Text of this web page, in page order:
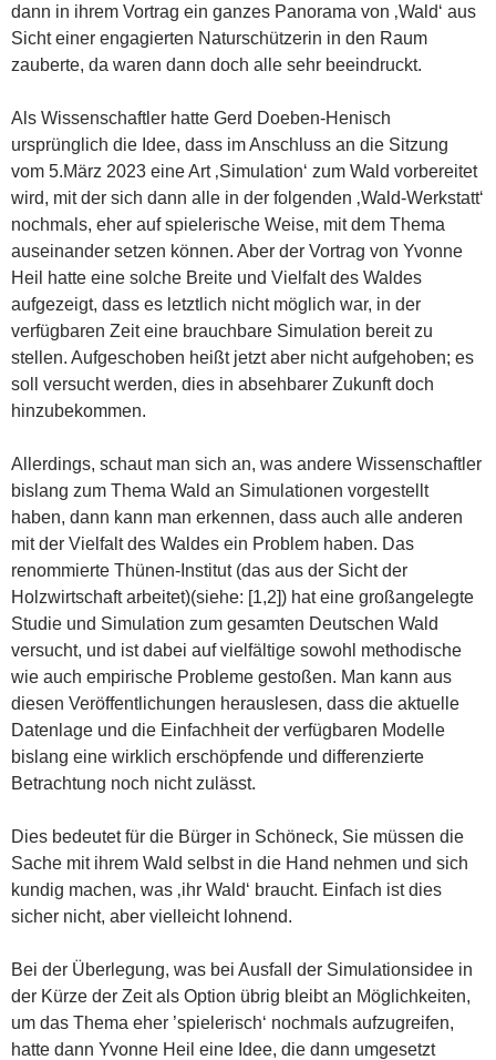
dann in ihrem Vortrag ein ganzes Panorama von ‚Wald‘ aus
Sicht einer engagierten Naturschützerin in den Raum
zauberte, da waren dann doch alle sehr beeindruckt.
Als Wissenschaftler hatte Gerd Doeben-Henisch
ursprünglich die Idee, dass im Anschluss an die Sitzung
vom 5.März 2023 eine Art ‚Simulation‘ zum Wald vorbereitet
wird, mit der sich dann alle in der folgenden ‚Wald-Werkstatt‘
nochmals, eher auf spielerische Weise, mit dem Thema
auseinander setzen können. Aber der Vortrag von Yvonne
Heil hatte eine solche Breite und Vielfalt des Waldes
aufgezeigt, dass es letztlich nicht möglich war, in der
verfügbaren Zeit eine brauchbare Simulation bereit zu
stellen. Aufgeschoben heißt jetzt aber nicht aufgehoben; es
soll versucht werden, dies in absehbarer Zukunft doch
hinzubekommen.
Allerdings, schaut man sich an, was andere Wissenschaftler
bislang zum Thema Wald an Simulationen vorgestellt
haben, dann kann man erkennen, dass auch alle anderen
mit der Vielfalt des Waldes ein Problem haben. Das
renommierte Thünen-Institut (das aus der Sicht der
Holzwirtschaft arbeitet)(siehe: [1,2]) hat eine großangelegte
Studie und Simulation zum gesamten Deutschen Wald
versucht, und ist dabei auf vielfältige sowohl methodische
wie auch empirische Probleme gestoßen. Man kann aus
diesen Veröffentlichungen herauslesen, dass die aktuelle
Datenlage und die Einfachheit der verfügbaren Modelle
bislang eine wirklich erschöpfende und differenzierte
Betrachtung noch nicht zulässt.
Dies bedeutet für die Bürger in Schöneck, Sie müssen die
Sache mit ihrem Wald selbst in die Hand nehmen und sich
kundig machen, was ‚ihr Wald‘ braucht. Einfach ist dies
sicher nicht, aber vielleicht lohnend.
Bei der Überlegung, was bei Ausfall der Simulationsidee in
der Kürze der Zeit als Option übrig bleibt an Möglichkeiten,
um das Thema eher ’spielerisch‘ nochmals aufzugreifen,
hatte dann Yvonne Heil eine Idee, die dann umgesetzt